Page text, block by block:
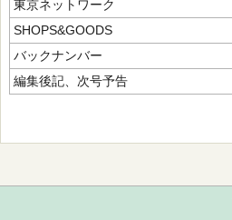
東京ネットワーク
SHOPS&GOODS
バックナンバー
編集後記、次号予告